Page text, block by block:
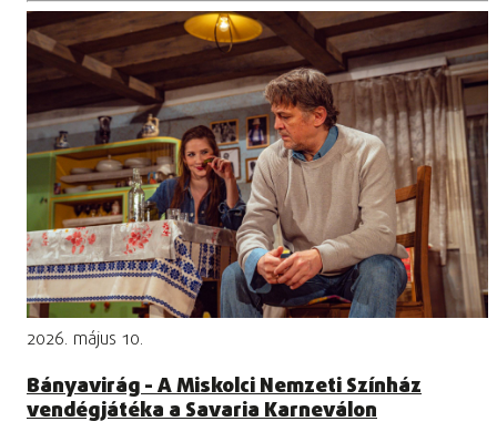
2026. május 10.
Bányavirág - A Miskolci Nemzeti Színház
vendégjátéka a Savaria Karneválon